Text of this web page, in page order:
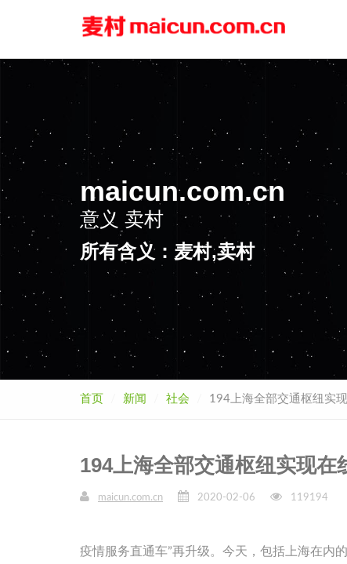
maicun.com.cn
意义 卖村
所有含义：麦村,卖村
首页 新闻 社会 194上海全部交通枢纽实
194上海全部交通枢纽实现
maicun.com.cn 2020-02-06 119194
疫情服务直通车”再升级。今天，包括上海在内